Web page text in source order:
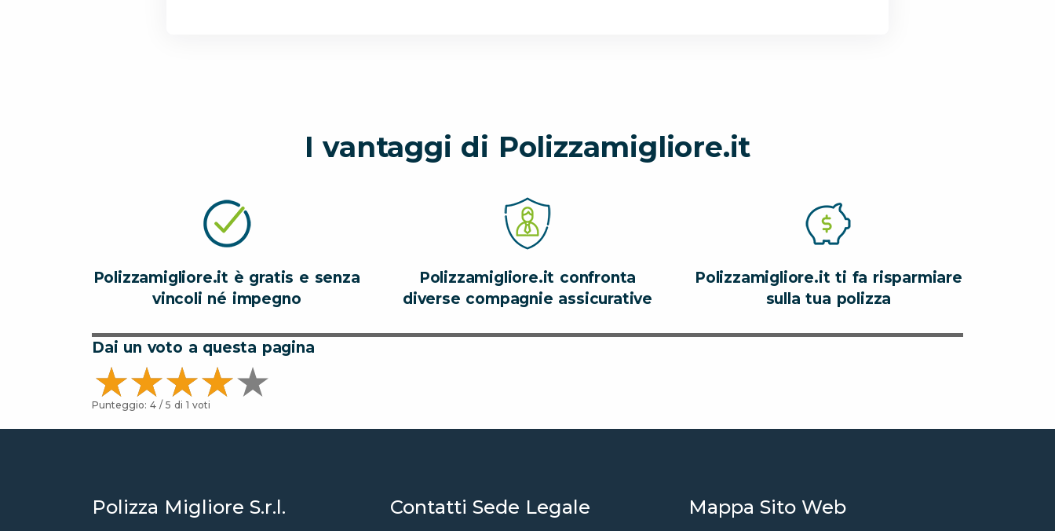
I vantaggi di Polizzamigliore.it
Polizzamigliore.it è gratis e senza
vincoli né impegno
Polizzamigliore.it confronta
diverse compagnie assicurative
Polizzamigliore.it ti fa risparmiare
sulla tua polizza
Dai un voto a questa pagina
Punteggio: 4 / 5 di 1 voti
Polizza Migliore S.r.l. Contatti Sede Legale Mappa Sito Web